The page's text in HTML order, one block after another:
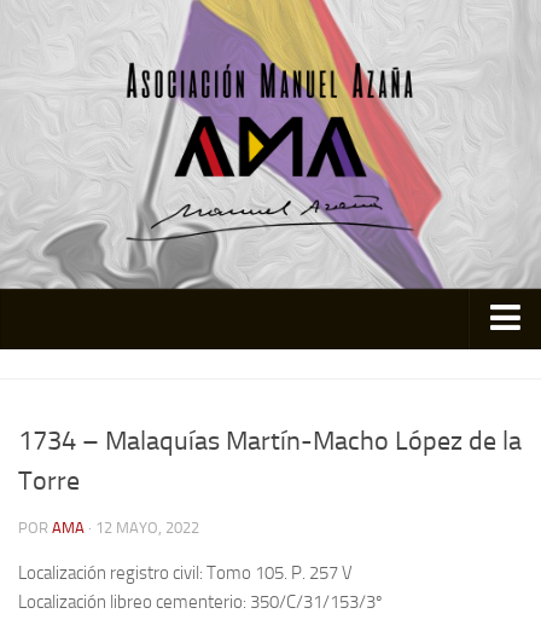
Quienes somos
Colabora
Contacto
1734 – Malaquías Martín-Macho López de la
Torre
POR AMA · 12 MAYO, 2022
Localización registro civil: Tomo 105. P. 257 V
Localización libreo cementerio: 350/C/31/153/3º